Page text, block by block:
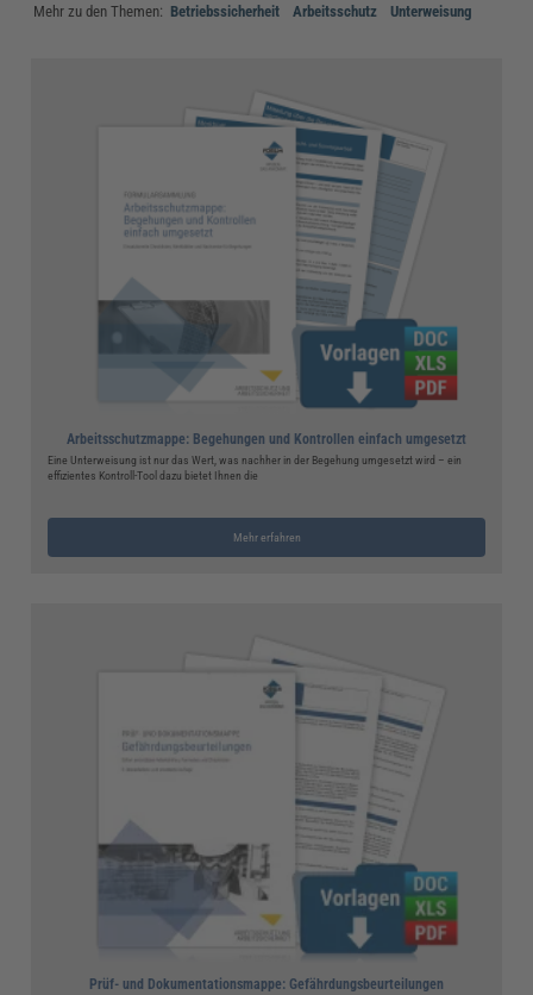
Mehr zu den Themen: Betriebssicherheit Arbeitsschutz Unterweisung
Arbeitsschutzmappe: Begehungen und Kontrollen einfach umgesetzt
Eine Unterweisung ist nur das Wert, was nachher in der Begehung umgesetzt wird – ein
effizientes Kontroll-Tool dazu bietet Ihnen die
Mehr erfahren
Prüf- und Dokumentationsmappe: Gefährdungsbeurteilungen